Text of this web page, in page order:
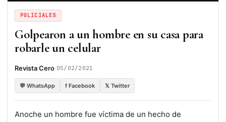
POLICIALES
Golpearon a un hombre en su casa para
robarle un celular
Revista Cero·05/02/2021
💬 WhatsApp f Facebook 𝕏 Twitter
Anoche un hombre fue víctima de un hecho de